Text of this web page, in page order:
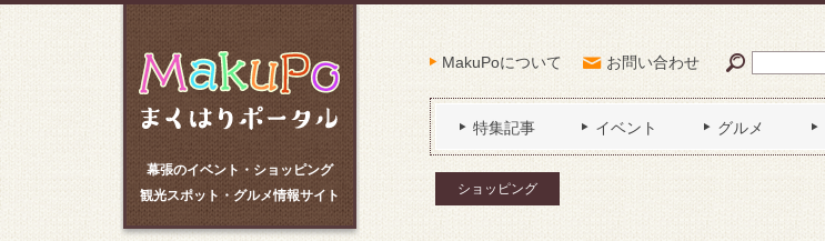
幕張のイベント・ショッピング
観光スポット・グルメ情報サイト
MakuPoについて お問い合わせ
特集記事 イベント グルメ
ショッピング